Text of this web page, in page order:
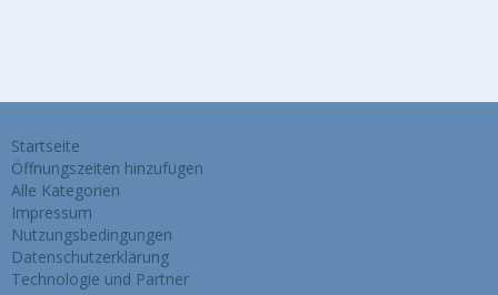
Startseite
Öffnungszeiten hinzufügen
Alle Kategorien
Impressum
Nutzungsbedingungen
Datenschutzerklärung
Technologie und Partner